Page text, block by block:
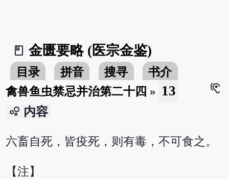
book_2
金匮要略 (医宗金鉴)
目录 拼音 搜寻
书介
禽兽鱼虫禁忌并治第二十四 » 13
hearing
bubble_chart 内容
六畜自死，皆疫死，则有毒，不可食之。
【注】